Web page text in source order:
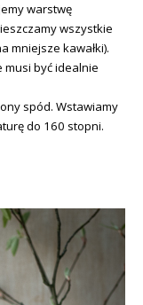
warstwę
wszystkie
mniejsze kawałki).
być idealnie
spód. Wstawiamy
do 160 stopni.